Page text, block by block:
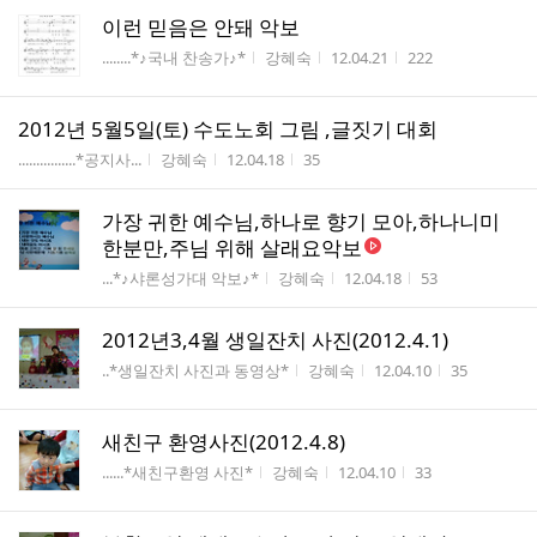
이런 믿음은 안돼 악보
게시판명
........*♪국내 찬송가♪* 작성자
강혜숙 작성시간
12.04.21 조회수
222
2012년 5월5일(토) 수도노회 그림 ,글짓기 대회
게시판명
................*공지사... 작성자
강혜숙 작성시간
12.04.18 조회수
35
가장 귀한 예수님,하나로 향기 모아,하나니미
한분만,주님 위해 살래요악보
게시판명
...*♪샤론성가대 악보♪* 작성자
강혜숙 작성시간
12.04.18 조회수
53
2012년3,4월 생일잔치 사진(2012.4.1)
게시판명
..*생일잔치 사진과 동영상* 작성자
강혜숙 작성시간
12.04.10 조회수
35
새친구 환영사진(2012.4.8)
게시판명
......*새친구환영 사진* 작성자
강혜숙 작성시간
12.04.10 조회수
33